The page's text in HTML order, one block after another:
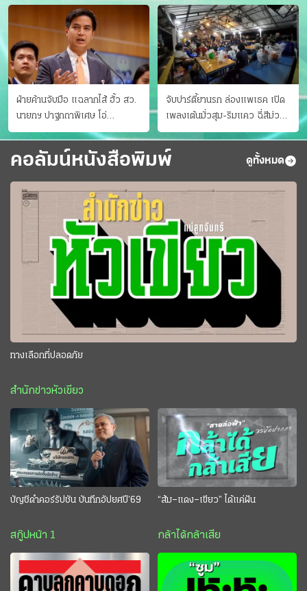
ฝ่ายค้านจับมือ แฉลากไส้ ฮั้ว สว.
นายกฯ ปาฐกถาพิเศษ โอ่
"อาเซียนหนึ่งเดียว"
จับปาร์ตี้ยานรก ล่องแพเธค เปิด
เพลงเต้นมั่วสุม-ริมแคว ฉี่สีม่วง
35 ราย
คอลัมน์หนังสือพิมพ์ ดูทั้งหมด
ทางเลือกที่ปลอดภัย
สำนักข่าวหัวเขียว
บัญชีดำคอร์รัปชัน บันทึกอัปยศปี’69
สกู๊ปหน้า 1
“ส้ม–แดง–เขียว” ได้แค่ฝัน
กล้าได้กล้าเสีย